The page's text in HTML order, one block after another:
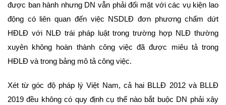
được ban hành nhưng DN vẫn phải đối mặt với các vụ kiện lao
động có liên quan đến việc NSDLĐ đơn phương chấm dứt
HĐLĐ với NLĐ trái pháp luật trong trường hợp NLĐ thường
xuyên không hoàn thành công việc đã được miêu tả trong
HĐLĐ và trong bảng mô tả công việc.
Xét từ góc độ pháp lý Việt Nam, cả hai BLLĐ 2012 và BLLĐ
2019 đều không có quy định cụ thể nào bắt buộc DN phải xây